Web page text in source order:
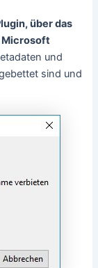
über das
Microsoft
und
sind und